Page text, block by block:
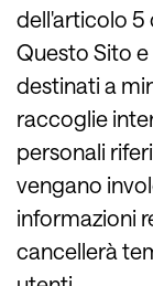
dell'articolo 5
Questo Sito e
destinati a
raccoglie
personali
vengano
informazioni
cancellerà